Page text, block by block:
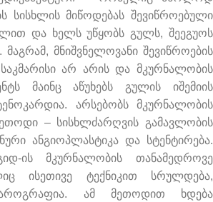
სისხლის მიწოდებას შევიწროებული
და ხელს უწყობს გულს, შეეგუოს
მნიშვნელოვანი შევიწროების
არ არის და მკურნალობის
მაინც აწუხებს გულის იშემიის
არსებობს მკურნალობის
– სისხლძარღვის გამავლობის
ანგიოპლასტიკა და სტენტირება.
ის მკურნალობის თანამედროვე
ისეთივე ტექნიკით სრულდება,
ამ მეთოდით ხდება